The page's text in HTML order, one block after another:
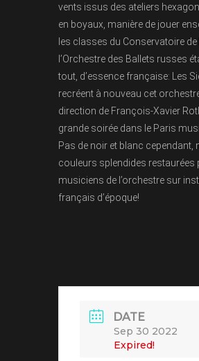
vents issus des ateliers
en boyaux, manière de jouer
les classes du Conservatoire de
l’Orchestre des Ballets russes
tout, d’essence française: Les
recréent à nouveau cet
direction de François-Xavier
grande soirée dans le Paris
Pas de noir et blanc cependant,
couleurs splendides restaurées
musiciens de l’orchestre sur
français d’époque!
DATE
Sep 30 2022
Expired!